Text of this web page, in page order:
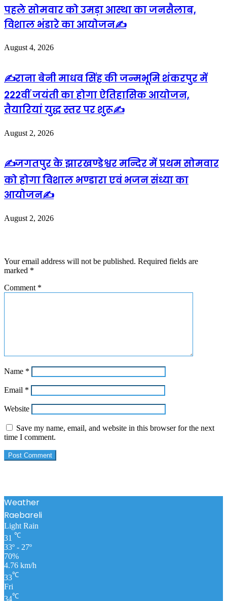
पहले सोमवार को उमड़ा आस्था का जनसैलाब,
विशाल भंडारे का आयोजन✍️
August 4, 2026
✍️राना बेनी माधव सिंह की जन्मभूमि शंकरपुर में
222वीं जयंती का होगा ऐतिहासिक आयोजन,
तैयारियां युद्ध स्तर पर शुरू✍️
August 2, 2026
✍️जगतपुर के झारखण्डेश्वर मन्दिर में प्रथम सोमवार
को होगा विशाल भण्डारा एवं भजन संध्या का
आयोजन✍️
August 2, 2026
Your email address will not be published. Required fields are
marked *
Comment *
Name *
Email *
Website
Save my name, email, and website in this browser for the next
time I comment.
Weather
Raebareli
Light Rain
31 ℃
33º - 27º
70%
4.76 km/h
33℃
Fri
34℃